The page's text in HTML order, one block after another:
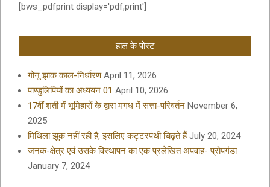
[bws_pdfprint display='pdf,print']
हाल के पोस्ट
गोनू झाक काल-निर्धारण April 11, 2026
पाण्डुलिपियों का अध्ययन 01 April 10, 2026
17वीं शती में भूमिहारों के द्वारा मगध में सत्ता-परिवर्तन November 6,
2025
मिथिला झुक नहीं रही है, इसलिए कट्टरपंथी चिढ़ते हैं July 20, 2024
जनक-क्षेत्र एवं उसके विस्थापन का एक प्रलेखित अपवाह- प्रोपगंडा
January 7, 2024